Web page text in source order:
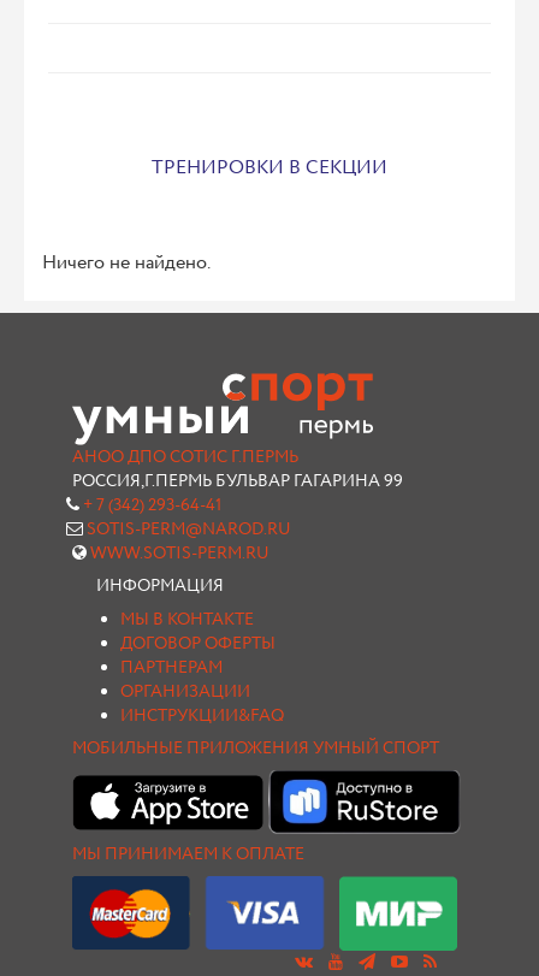
ТРЕНИРОВКИ В СЕКЦИИ
Ничего не найдено.
АНОО ДПО СОТИС Г.ПЕРМЬ
РОССИЯ,Г.ПЕРМЬ БУЛЬВАР ГАГАРИНА 99
+ 7 (342) 293-64-41
SOTIS-PERM@NAROD.RU
WWW.SOTIS-PERM.RU
ИНФОРМАЦИЯ
МЫ В КОНТАКТЕ
ДОГОВОР ОФЕРТЫ
ПАРТНЕРАМ
ОРГАНИЗАЦИИ
ИНСТРУКЦИИ&FAQ
МОБИЛЬНЫЕ ПРИЛОЖЕНИЯ УМНЫЙ СПОРТ
МЫ ПРИНИМАЕМ К ОПЛАТЕ